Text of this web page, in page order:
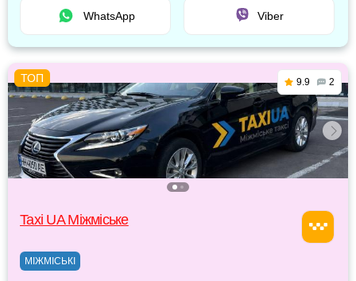
WhatsApp Viber
9.9 2
Taxi UA Міжміське
МІЖМІСЬКІ